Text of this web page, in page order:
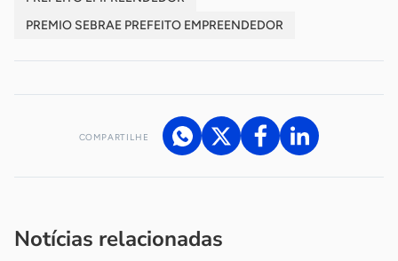
PREMIO SEBRAE PREFEITO EMPREENDEDOR
COMPARTILHE
Notícias relacionadas